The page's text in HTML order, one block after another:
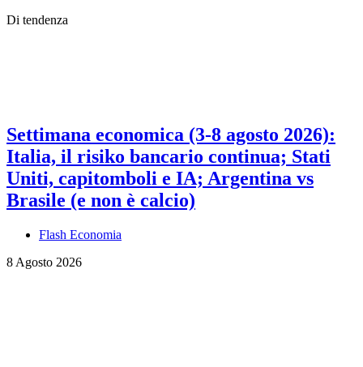
Di tendenza
Settimana economica (3-8 agosto 2026):
Italia, il risiko bancario continua; Stati
Uniti, capitomboli e IA; Argentina vs
Brasile (e non è calcio)
Flash Economia
8 Agosto 2026